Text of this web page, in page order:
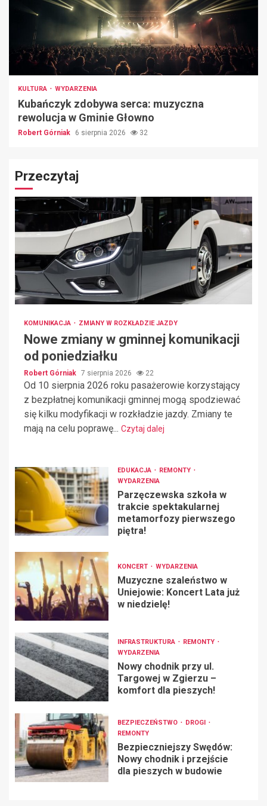
KULTURA WYDARZENIA
Kubańczyk zdobywa serca: muzyczna
rewolucja w Gminie Głowno
Robert Górniak 6 sierpnia 2026 32
Przeczytaj
KOMUNIKACJA ZMIANY W ROZKŁADZIE JAZDY
Nowe zmiany w gminnej komunikacji
od poniedziałku
Robert Górniak 7 sierpnia 2026 22
Od 10 sierpnia 2026 roku pasażerowie korzystający
z bezpłatnej komunikacji gminnej mogą spodziewać
się kilku modyfikacji w rozkładzie jazdy. Zmiany te
mają na celu poprawę... Czytaj dalej
EDUKACJA
REMONTY
WYDARZENIA
Parzęczewska szkoła w
trakcie spektakularnej
metamorfozy pierwszego
piętra!
KONCERT WYDARZENIA
Muzyczne szaleństwo w
Uniejowie: Koncert Lata już
w niedzielę!
INFRASTRUKTURA
REMONTY
WYDARZENIA
Nowy chodnik przy ul.
Targowej w Zgierzu –
komfort dla pieszych!
BEZPIECZEŃSTWO
DROGI
REMONTY
Bezpieczniejszy Swędów:
Nowy chodnik i przejście
dla pieszych w budowie